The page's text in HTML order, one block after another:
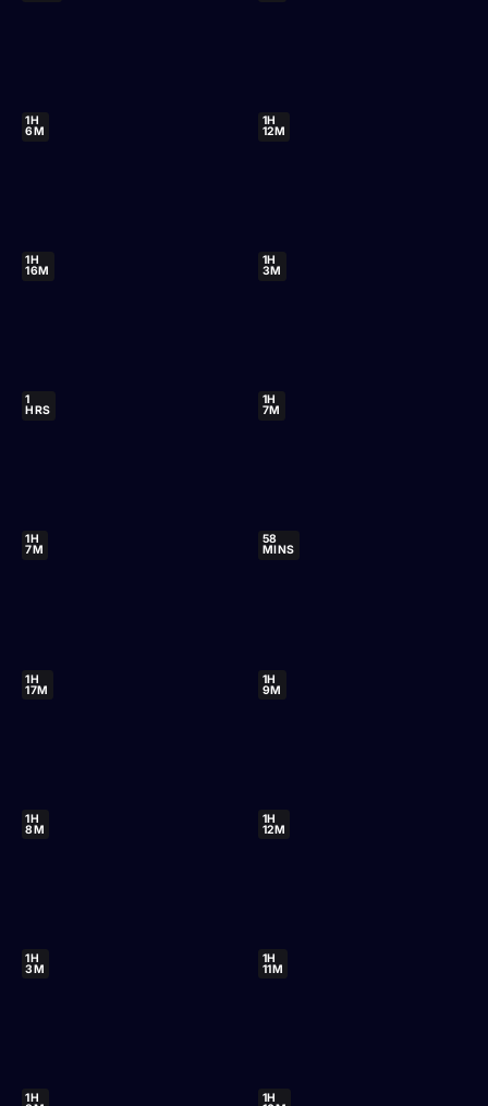
1H
6M
1H
12M
1H
16M
1H
3M
1
HRS
1H
7M
1H
7M
58
MINS
1H
17M
1H
9M
1H
8M
1H
12M
1H
3M
1H
11M
1H 1H